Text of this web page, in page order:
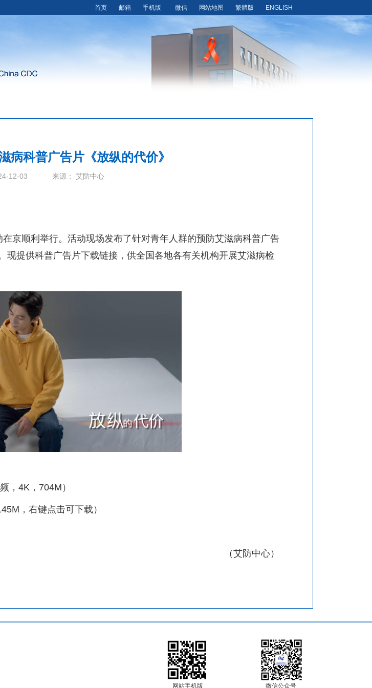
首页 邮箱 手机版 微信 网站地图 繁體版 ENGLISH
病科普广告片《放纵的代价》
12-03 来源： 艾防中心
在京顺利举行。活动现场发布了针对青年人群的预防艾滋病科普广告
现提供科普广告片下载链接，供全国各地各有关机构开展艾滋病检
， 4K ， 704M ）
，右键点击可下载）
（艾防中心）
网站手机版
微信公众号